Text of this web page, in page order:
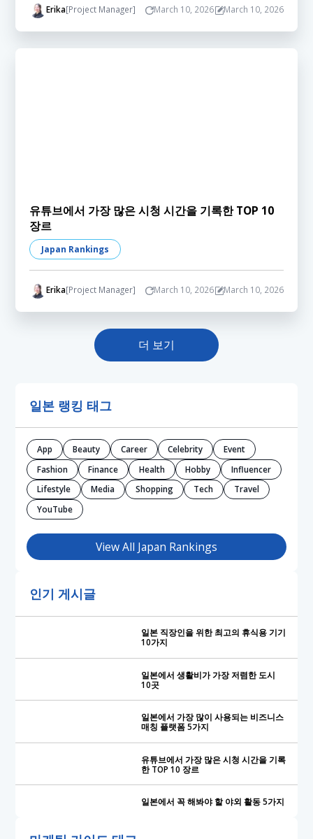
Erika[Project Manager] March 10, 2026 March 10, 2026
유튜브에서 가장 많은 시청 시간을 기록한 TOP 10
장르
Japan Rankings
Erika[Project Manager] March 10, 2026 March 10, 2026
더 보기
일본 랭킹 태그
App Beauty Career Celebrity
Event
Fashion
Finance Health Hobby
Influencer
Lifestyle
Media Shopping Tech
Travel
YouTube
View All Japan Rankings
인기 게시글
일본 직장인을 위한 최고의 휴식용 기기
10가지
일본에서 생활비가 가장 저렴한 도시
10곳
일본에서 가장 많이 사용되는 비즈니스
매칭 플랫폼 5가지
유튜브에서 가장 많은 시청 시간을 기록
한 TOP 10 장르
일본에서 꼭 해봐야 할 야외 활동 5가지